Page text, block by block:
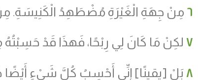
٦ مِنْ جِهَةِ الْغَيْرَةِ مُضْطَهِدُ الْكَنِيسَةِ. مِنْ
٧ لكِنْ مَا كَانَ لِي رِبْحًا، فَهذَا قَدْ
٨ بَلْ [يقينًا] إِنِّي أَحْسِبُ كُلَّ شَيْءٍ